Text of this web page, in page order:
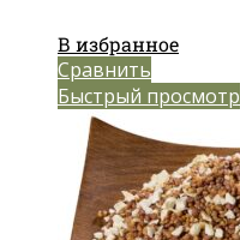
В избранное
Сравнить
Быстрый просмотр